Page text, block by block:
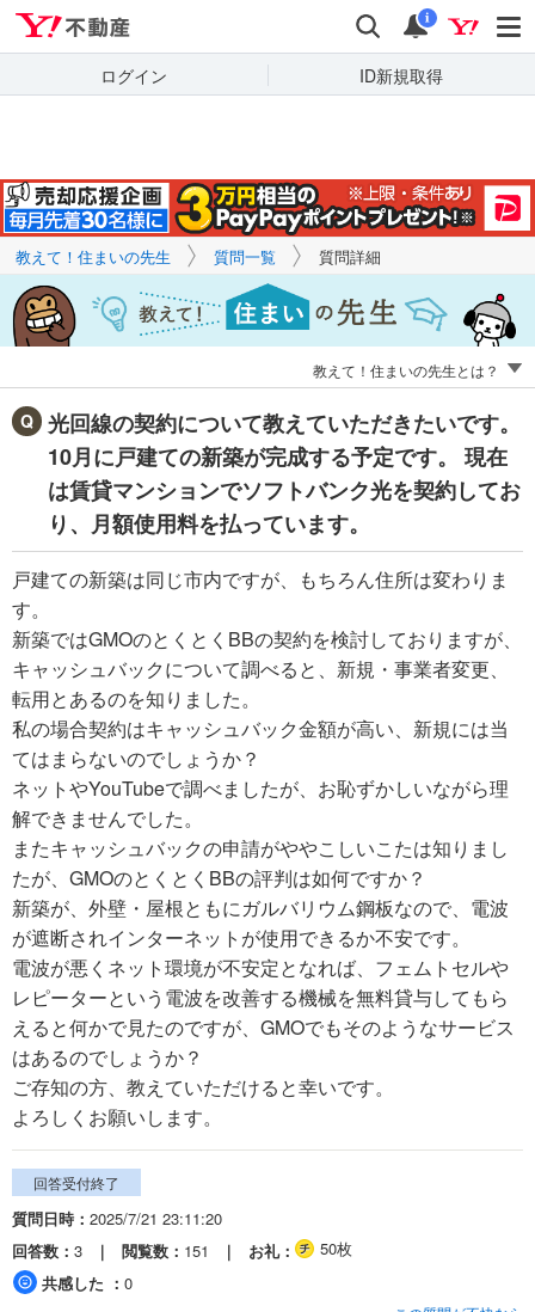
検索 通知
i
ログイン ID新規取得
キーワードで
質問を探す
教えて！住まいの先生 質問一覧 質問詳細
教えて！住まいの先生とは？
光回線の契約について教えていただきたいです。
10月に戸建ての新築が完成する予定です。 現在
は賃貸マンションでソフトバンク光を契約してお
り、月額使用料を払っています。
戸建ての新築は同じ市内ですが、もちろん住所は変わりま
す。
新築ではGMOのとくとくBBの契約を検討しておりますが、
キャッシュバックについて調べると、新規・事業者変更、
転用とあるのを知りました。
私の場合契約はキャッシュバック金額が高い、新規には当
てはまらないのでしょうか？
ネットやYouTubeで調べましたが、お恥ずかしいながら理
解できませんでした。
またキャッシュバックの申請がややこしいこたは知りまし
たが、GMOのとくとくBBの評判は如何ですか？
新築が、外壁・屋根ともにガルバリウム鋼板なので、電波
が遮断されインターネットが使用できるか不安です。
電波が悪くネット環境が不安定となれば、フェムトセルや
レピーターという電波を改善する機械を無料貸与してもら
えると何かで見たのですが、GMOでもそのようなサービス
はあるのでしょうか？
ご存知の方、教えていただけると幸いです。
よろしくお願いします。
回答受付終了
質問日時
2025/7/21 23:11:20
回答数
3 閲覧数 151 お礼
50枚
共感した
0